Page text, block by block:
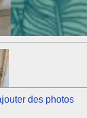
des photos